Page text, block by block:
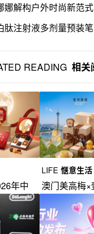
娜解构户外时尚新范式
肽注射液多剂量预装
READING 相关
年中
LIFE 惬意生活
澳门美高梅
尊享夏日礼